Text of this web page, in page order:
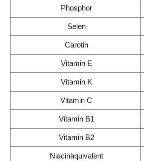
Phosphor
Selen
Carotin
Vitamin E
Vitamin K
Vitamin C
Vitamin B1
Vitamin B2
Niacinäquivalent